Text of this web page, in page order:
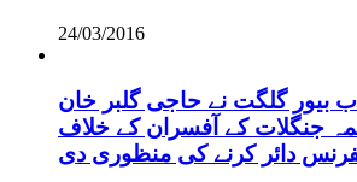
24/03/2016
بیور گلگت نے حاجی گلبر خان
جنگلات کے آفسران کے خلاف
دائر کرنے کی منظوری دی